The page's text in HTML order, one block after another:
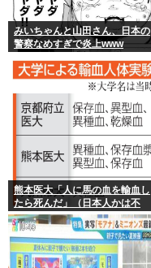
みいちゃんと山田さん、日本の
警察なめすぎで炎上www
熊本医大「人に馬の血を輸血し
たら死んだ」（日本人かは不
明）